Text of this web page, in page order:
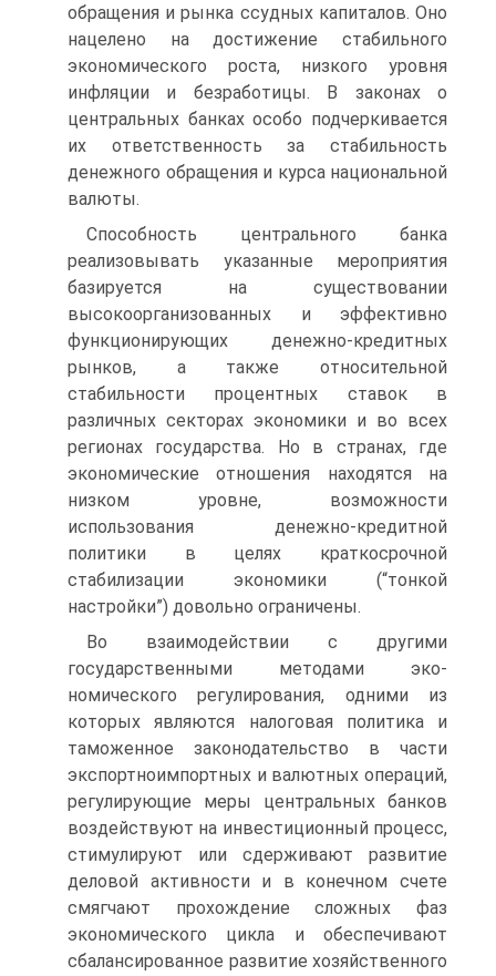
обращения и рынка ссудных капиталов. Оно
нацелено на достижение стабильного
экономического роста, низкого уровня
инфляции и безработицы. В законах о
центральных банках особо подчеркивается
их ответственность за стабильность
денежного обращения и курса национальной
валюты.
Способность центрального банка
реализовывать указанные ме­роприятия
базируется на существовании
высокоорганизованных и эффективно
функционирующих денежно-кредитных
рынков, а также относительной
стабильности процентных ставок в
различных секторах экономики и во всех
регионах государства. Но в странах, где
экономические отношения находятся на
низком уровне, возможности
использования денежно-кредитной
политики в целях краткосрочной
стабилизации экономики (“тонкой
настройки”) довольно ограничены.
Во взаимодействии с другими
государственными методами эко­
номического регулирования, одними из
которых являются налого­вая политика и
таможенное законодательство в части
экспортно­импортных и валютных операций,
регулирующие меры централь­ных банков
воздействуют на инвестиционный процесс,
стимулиру­ют или сдерживают развитие
деловой активности и в конечном счете
смягчают прохождение сложных фаз
экономического цикла и обеспечивают
сбалансированное развитие хозяйственного